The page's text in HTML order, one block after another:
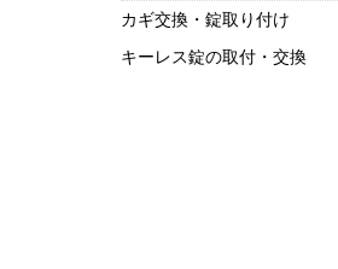
カギ交換・錠取り付け
キーレス錠の取付・交換